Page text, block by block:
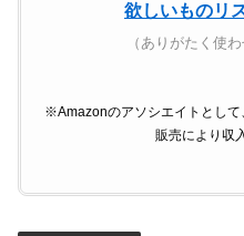
欲しいものリ
（ありがたく使
※Amazonのアソシエイトとし
販売により収